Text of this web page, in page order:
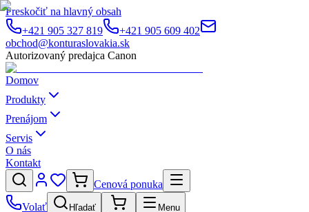
Preskočiť na hlavný obsah
+421 905 327 819
+421 905 609 402
obchod@konturaslovakia.sk
Autorizovaný predajca Canon
Domov
Produkty
Prenájom
Servis
O nás
Kontakt
Cenová ponuka
Volať
Hľadať
Menu